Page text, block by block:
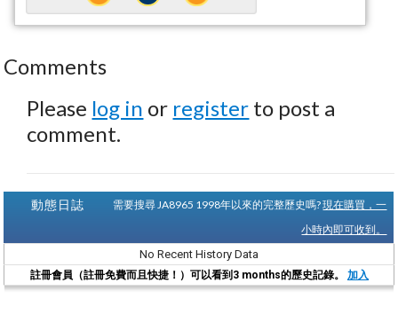
Comments
Please log in or register to post a
comment.
動態日誌 需要搜尋 JA8965 1998年以來的完整歷史嗎?現在購買，一
小時內即可收到。
No Recent History Data
註冊會員（註冊免費而且快捷！）可以看到3 months的歷史記錄。 加入